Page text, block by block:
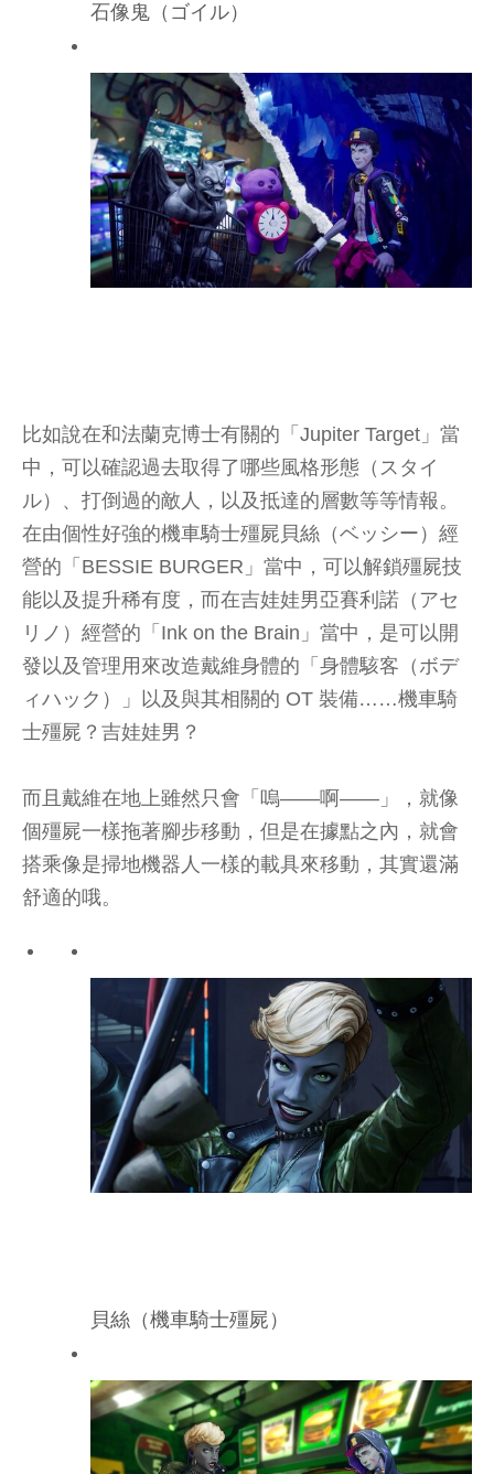
石像鬼（ゴイル）
比如說在和法蘭克博士有關的「Jupiter Target」當
中，可以確認過去取得了哪些風格形態（スタイ
ル）、打倒過的敵人，以及抵達的層數等等情報。
在由個性好強的機車騎士殭屍貝絲（ベッシー）經
營的「BESSIE BURGER」當中，可以解鎖殭屍技
能以及提升稀有度，而在吉娃娃男亞賽利諾（アセ
リノ）經營的「Ink on the Brain」當中，是可以開
發以及管理用來改造戴維身體的「身體駭客（ボデ
ィハック）」以及與其相關的 OT 裝備……機車騎
士殭屍？吉娃娃男？
而且戴維在地上雖然只會「嗚——啊——」，就像
個殭屍一樣拖著腳步移動，但是在據點之內，就會
搭乘像是掃地機器人一樣的載具來移動，其實還滿
舒適的哦。
貝絲（機車騎士殭屍）